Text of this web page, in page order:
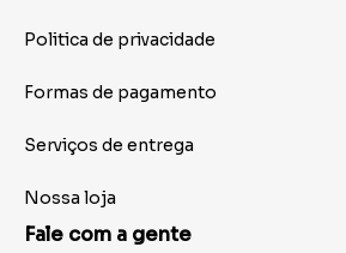
Politica de privacidade
Formas de pagamento
Serviços de entrega
Nossa loja
Fale com a gente